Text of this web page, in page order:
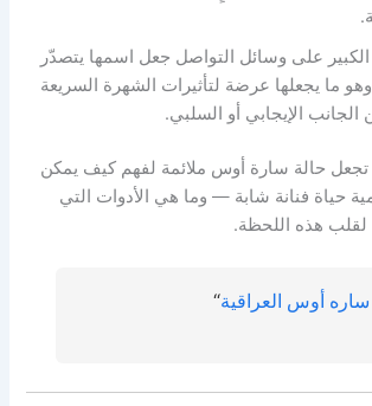
على وسائل التواصل جعل اسمها يتصدّر
ما يجعلها عرضة لتأثيرات الشهرة السريعة
الإيجابي أو السلبي.
حالة سارة أوس ملائمة لفهم كيف يمكن
حياة فنانة شابة — وما هي الأدوات التي
لقلب هذه اللحظة.
ساره أوس العراقية“